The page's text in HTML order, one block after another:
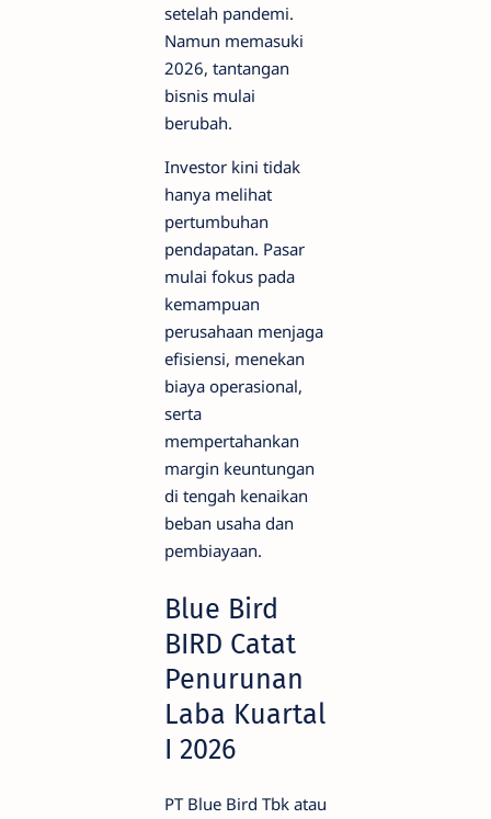
setelah pandemi.
Namun memasuki
2026, tantangan
bisnis mulai
berubah.
Investor kini tidak
hanya melihat
pertumbuhan
pendapatan. Pasar
mulai fokus pada
kemampuan
perusahaan menjaga
efisiensi, menekan
biaya operasional,
serta
mempertahankan
margin keuntungan
di tengah kenaikan
beban usaha dan
pembiayaan.
Blue Bird
BIRD Catat
Penurunan
Laba Kuartal
I 2026
PT Blue Bird Tbk atau